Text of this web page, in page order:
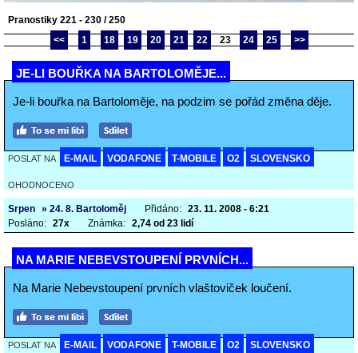
Pranostiky 221 - 230 / 250
<<
1 18 19 20 21 22 23 24 25 >>
JE-LI BOUŘKA NA BARTOLOMĚJE...
Je-li bouřka na Bartoloměje, na podzim se pořád změna děje.
POSLAT NA E-MAIL VODAFONE T-MOBILE O2 SLOVENSKO
OHODNOCENO
Srpen » 24. 8. Bartoloměj Přidáno: 23. 11. 2008 - 6:21
Posláno: 27x Známka: 2,74 od 23 lidí
NA MARIE NEBEVSTOUPENÍ PRVNÍCH...
Na Marie Nebevstoupení prvních vlaštoviček loučení.
POSLAT NA E-MAIL VODAFONE T-MOBILE O2 SLOVENSKO